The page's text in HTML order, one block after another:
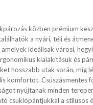
közben prémium
a nyári, téli és
ideálisak városi,
kialakításuk és
hosszabb utak során, míg
komfortot. Csúszásmentes
nyújtanak minden
csuklópántjukkal a stílusos